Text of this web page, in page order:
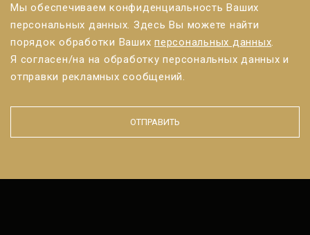
Мы обеспечиваем конфиденциальность Ваших
персональных данных. Здесь Вы можете найти
порядок обработки Ваших персональных данных.
Я согласен/нa на обработку персональных данных и
отправки рекламных сообщений.
ОТПРАВИТЬ
быть